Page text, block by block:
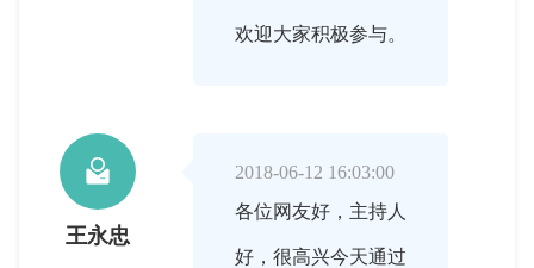
欢迎大家积极参与。

王永忠
2018-06-12 16:03:00
各位网友好，主持人
好，很高兴今天通过